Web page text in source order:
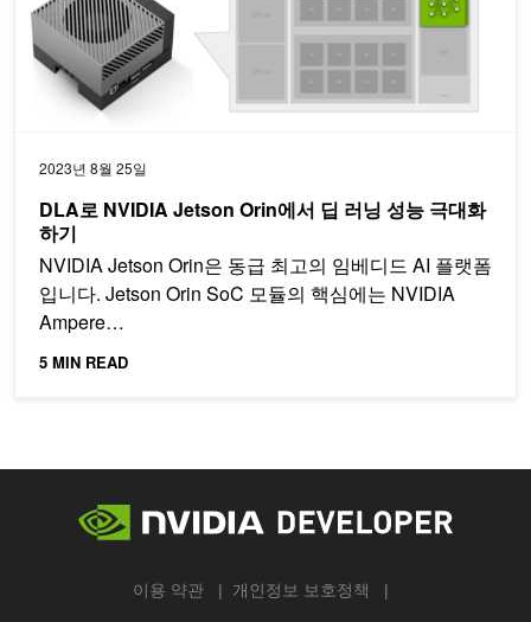
2023년 8월 25일
DLA로 NVIDIA Jetson Orin에서 딥 러닝 성능 극대화
하기
NVIDIA Jetson Orin은 동급 최고의 임베디드 AI 플랫폼
입니다. Jetson Orin SoC 모듈의 핵심에는 NVIDIA
Ampere…
5 MIN READ
이용 약관 개인정보 보호정책